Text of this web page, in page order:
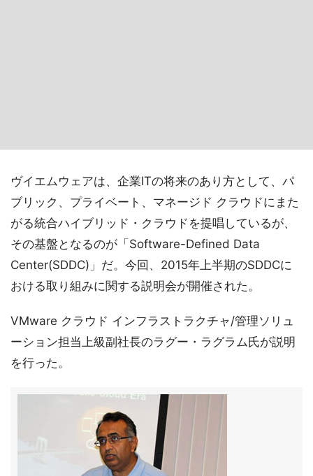
ヴイエムウェアは、企業ITの将来のあり方として、パ
ブリック、プライベート、マネージド クラウドにまた
がる統合ハイブリッド・クラウドを提唱しているが、
その基盤となるのが「Software-Defined Data
Center(SDDC)」だ。今回、2015年上半期のSDDCに
おける取り組みに関する説明会が開催された。
VMware クラウド インフラストラクチャ/管理ソリュ
ーション担当上級副社長のラグー・ラグラム氏が説明
を行った。